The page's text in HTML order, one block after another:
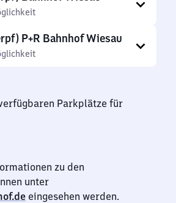
P+R Bahnhof Wiesau
Parkplätze für
zu den
unter
eingesehen werden.